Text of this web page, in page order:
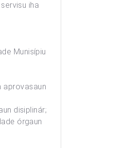
iha
Munisípiu
aprovasaun
disiplinár;
órgaun